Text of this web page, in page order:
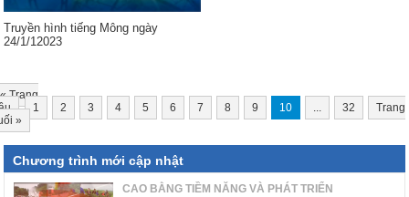
Truyền hình tiếng Mông ngày
24/1/12023
«Trang
1 2 3 4 5 6 7 8 9 10 ... 32
Trang
»
Chương trình mới cập nhật
CAO BẰNG TIỀM NĂNG VÀ PHÁT TRIỂN